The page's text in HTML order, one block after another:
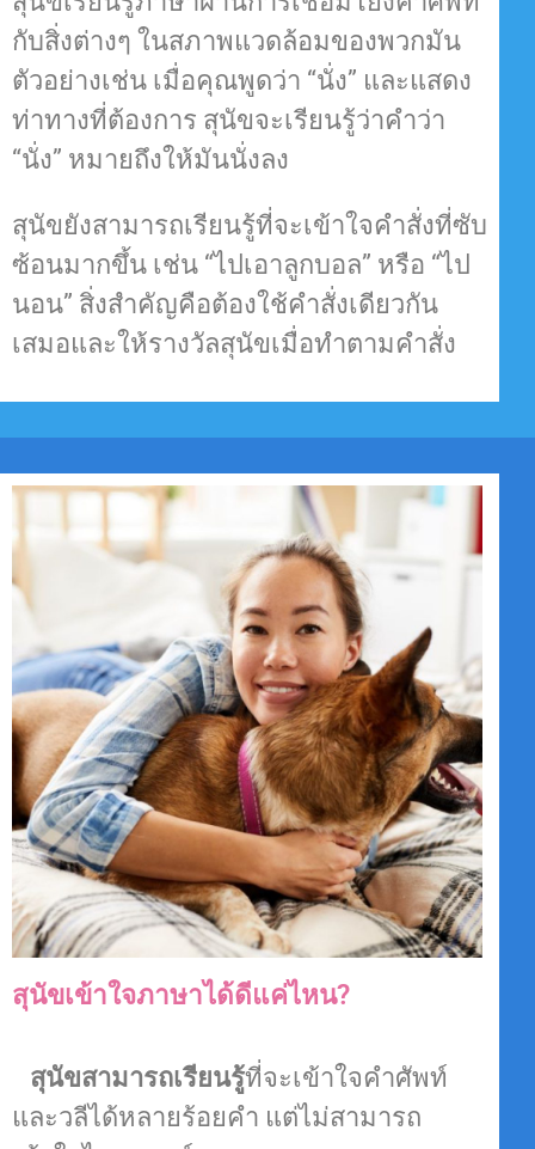
กับสิ่งต่างๆ ในสภาพแวดล้อมของพวกมัน
ตัวอย่างเช่น เมื่อคุณพูดว่า “นั่ง” และแสดง
ท่าทางที่ต้องการ สุนัขจะเรียนรู้ว่าคำว่า
“นั่ง” หมายถึงให้มันนั่งลง
สุนัขยังสามารถเรียนรู้ที่จะเข้าใจคำสั่งที่ซับ
ซ้อนมากขึ้น เช่น “ไปเอาลูกบอล” หรือ “ไป
นอน” สิ่งสำคัญคือต้องใช้คำสั่งเดียวกัน
เสมอและให้รางวัลสุนัขเมื่อทำตามคำสั่ง
สุนัขเข้าใจภาษาได้ดีแค่ไหน?
สุนัขสามารถเรียนรู้ที่จะเข้าใจคำศัพท์
และวลีได้หลายร้อยคำ แต่ไม่สามารถ